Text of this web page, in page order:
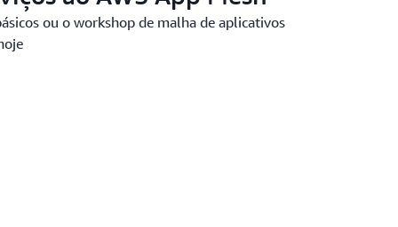
ou o workshop de malha de aplicativos